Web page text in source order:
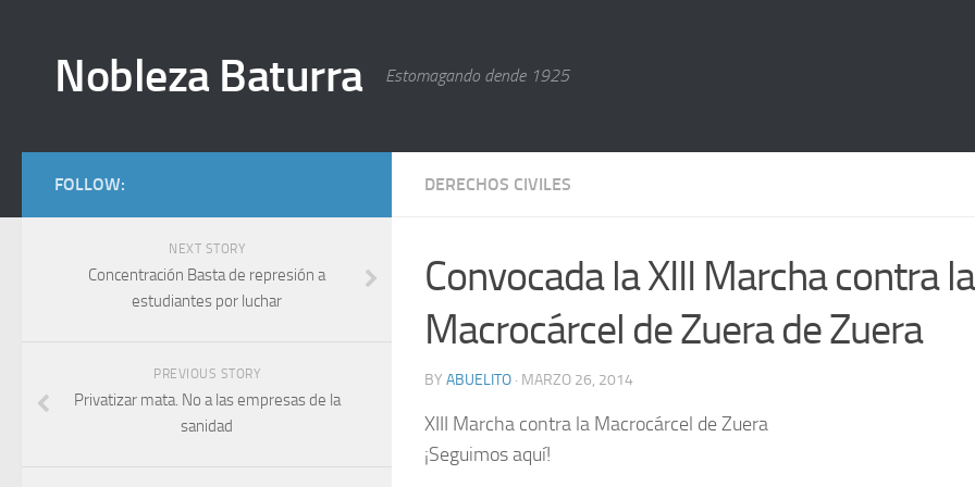
Nobleza Baturra Estomagando dende 1925
DERECHOS CIVILES
Convocada la XIII Marcha contra la
Macrocárcel de Zuera de Zuera
BY ABUELITO · MARZO 26, 2014
XIII Marcha contra la Macrocárcel de Zuera
¡Seguimos aquí!
FOLLOW:
NEXT STORY
Concentración Basta de represión a
estudiantes por luchar
PREVIOUS STORY
Privatizar mata. No a las empresas de la
sanidad